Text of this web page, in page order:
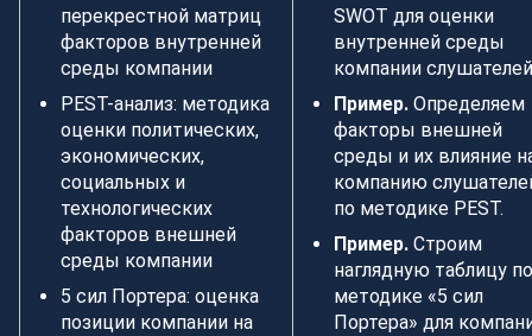
перекрестной матриц
факторов внутренней
среды компании
PEST-анализ: методика
оценки политических,
экономических,
социальных и
технологических
факторов внешней
среды компании
5 сил Портера: оценка
позиции компании на
SWOT для оценки
внутренней среды
компании
Пример. Определяем
факторы внешней
среды и их влияние
компанию
по методике PEST.
Пример. Строим
наглядную таблицу по
методике «5 сил
Портера» для